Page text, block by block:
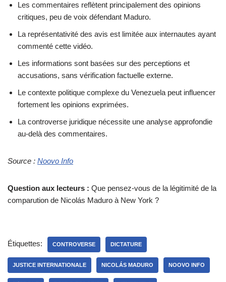
Les commentaires reflètent principalement des opinions
critiques, peu de voix défendant Maduro.
La représentativité des avis est limitée aux internautes ayant
commenté cette vidéo.
Les informations sont basées sur des perceptions et
accusations, sans vérification factuelle externe.
Le contexte politique complexe du Venezuela peut influencer
fortement les opinions exprimées.
La controverse juridique nécessite une analyse approfondie
au-delà des commentaires.
Source : Noovo Info
Question aux lecteurs : Que pensez-vous de la légitimité de la
comparution de Nicolás Maduro à New York ?
Étiquettes: CONTROVERSE DICTATURE
JUSTICE INTERNATIONALE NICOLÁS MADURO NOOVO INFO